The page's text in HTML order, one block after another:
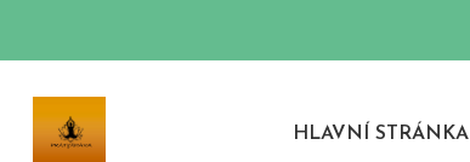
HLAVNÍ STRÁNKA